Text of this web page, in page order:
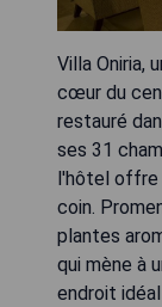
Villa Oniria,
cœur du
restauré
ses 31
l'hôtel offre
coin.
plantes
qui mène à
endroit